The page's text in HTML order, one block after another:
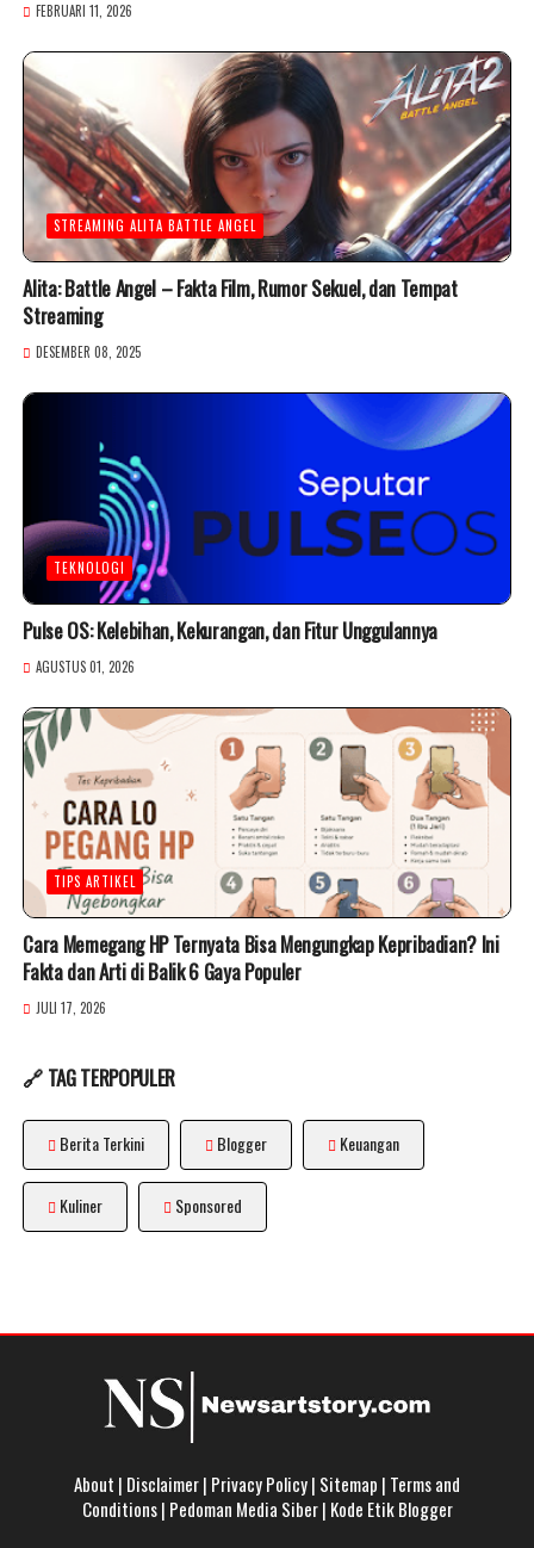
FEBRUARI 11, 2026
STREAMING ALITA BATTLE ANGEL
Alita: Battle Angel – Fakta Film, Rumor Sekuel, dan Tempat
Streaming
DESEMBER 08, 2025
TEKNOLOGI
Pulse OS: Kelebihan, Kekurangan, dan Fitur Unggulannya
AGUSTUS 01, 2026
TIPS ARTIKEL
Cara Memegang HP Ternyata Bisa Mengungkap Kepribadian? Ini
Fakta dan Arti di Balik 6 Gaya Populer
JULI 17, 2026
🔗 TAG TERPOPULER
Berita Terkini Blogger Keuangan
Kuliner Sponsored
About | Disclaimer| Privacy Policy| Sitemap | Terms and
Conditions| Pedoman Media Siber| Kode Etik Blogger